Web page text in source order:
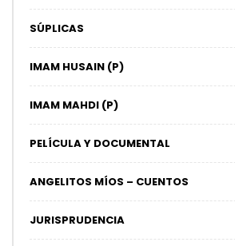
SÚPLICAS
IMAM HUSAIN (P)
IMAM MAHDI (P)
PELÍCULA Y DOCUMENTAL
ANGELITOS MÍOS – CUENTOS
JURISPRUDENCIA